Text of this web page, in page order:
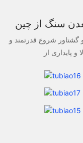
سنگ از چین
گشتاور شروع قدرتمند و